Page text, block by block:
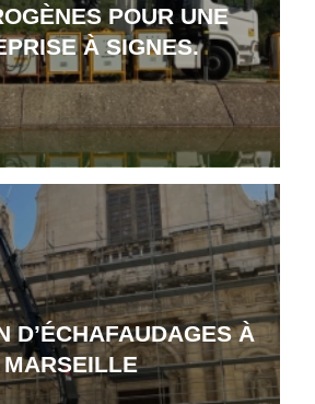
POUR UNE
À SIGNES.
D’ÉCHAFAUDAGES À
MARSEILLE